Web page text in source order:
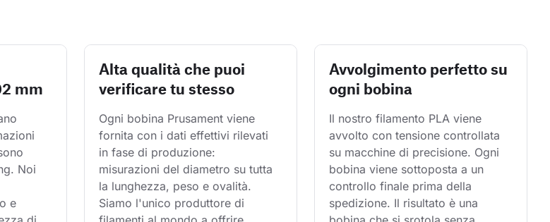
mm
Noi
e
Alta qualità che puoi
verificare tu stesso
Ogni bobina Prusament viene
fornita con i dati effettivi rilevati
in fase di produzione:
misurazioni del diametro su tutta
la lunghezza, peso e ovalità.
Siamo l'unico produttore di
Avvolgimento perfetto su
ogni bobina
Il nostro filamento PLA viene
avvolto con tensione controllata
su macchine di precisione. Ogni
bobina viene sottoposta a un
controllo finale prima della
spedizione. Il risultato è una